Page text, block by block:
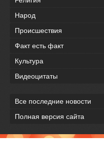
Народ
Происшествия
Факт есть факт
Культура
Видеоцитаты
Все последние новости
Полная версия сайта